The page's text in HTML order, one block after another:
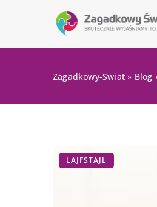
Zagadkowy-Swiat » Blog
LAJFSTAJL